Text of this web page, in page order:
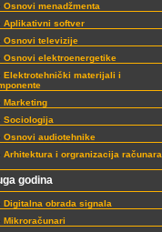
Osnovi menadžmenta
Aplikativni softver
Osnovi televizije
Osnovi elektroenergetike
Elektrotehnički materijali i
Marketing
Sociologija
Osnovi audiotehnike
Arhitektura i orgranizacija računara
godina
Digitalna obrada signala
Mikroračunari